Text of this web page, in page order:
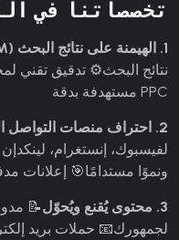
تخصصاتنا في
1. الهيمنة على نتائج البحث (SEO & SEM)
نتائج البحث⚙️ تدقيق تقني
PPC مستهدفة بدقة
2. احتراف منصات التواصل الاجتماعي
لفيسبوك، إنستغرام،
ونموًا مستدامًا🎯 إعلانات
3. محتوى يُقنع ويُحوّل
📝
لجمهورك📧 حملات بريد